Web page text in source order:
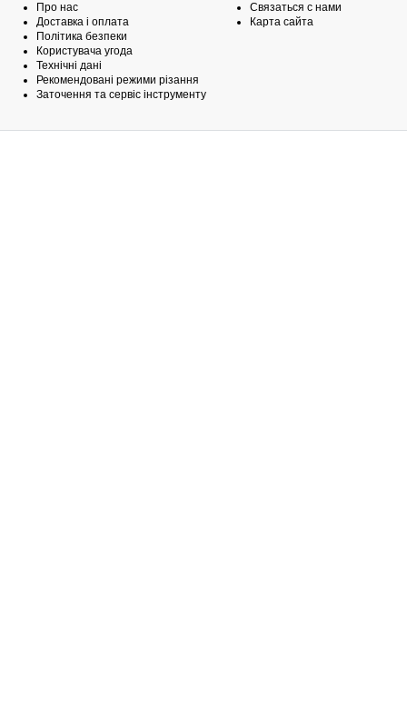
Про нас
Доставка і оплата
Політика безпеки
Користувача угода
Технічні дані
Рекомендовані режими різання
Заточення та сервіс інструменту
Связаться с нами
Карта сайта